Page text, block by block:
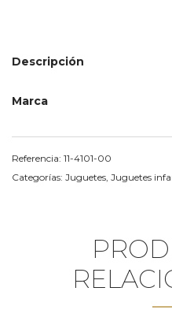
Descripción
Marca
Referencia: 11-4101-00
Categorías: Juguetes Juguetes